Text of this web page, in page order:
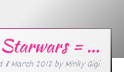
= …
8 March 2012 byMinky Gigi